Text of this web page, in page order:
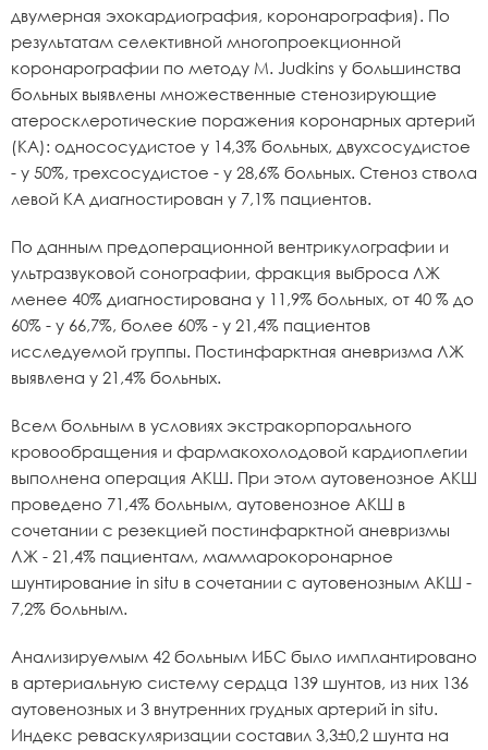
двумерная эхокардиография, коронарография). По
результатам селективной многопроекционной
коронарографии по методу M. Judkins у большинства
больных выявлены множественные стенозирующие
атеросклеротические поражения коронарных артерий
(КА): однососудистое у 14,3% больных, двухсосудистое
- у 50%, трехсосудистое - у 28,6% больных. Стеноз ствола
левой КА диагностирован у 7,1% пациентов.
По данным предоперационной вентрикулографии и
ультразвуковой сонографии, фракция выброса ЛЖ
менее 40% диагностирована у 11,9% больных, от 40 % до
60% - у 66,7%, более 60% - у 21,4% пациентов
исследуемой группы. Постинфарктная аневризма ЛЖ
выявлена у 21,4% больных.
Всем больным в условиях экстракорпорального
кровообращения и фармакохолодовой кардиоплегии
выполнена операция АКШ. При этом аутовенозное АКШ
проведено 71,4% больным, аутовенозное АКШ в
сочетании с резекцией постинфарктной аневризмы
ЛЖ - 21,4% пациентам, маммарокоронарное
шунтирование in situ в сочетании с аутовенозным АКШ -
7,2% больным.
Анализируемым 42 больным ИБС было имплантировано
в артериальную систему сердца 139 шунтов, из них 136
аутовенозных и 3 внутренних грудных артерий in situ.
Индекс реваскуляризации составил 3,3±0,2 шунта на